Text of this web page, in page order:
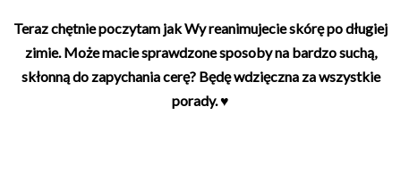
Teraz chętnie poczytam jak Wy reanimujecie skórę po długiej
zimie. Może macie sprawdzone sposoby na bardzo suchą,
skłonną do zapychania cerę? Będę wdzięczna za wszystkie
porady. ♥